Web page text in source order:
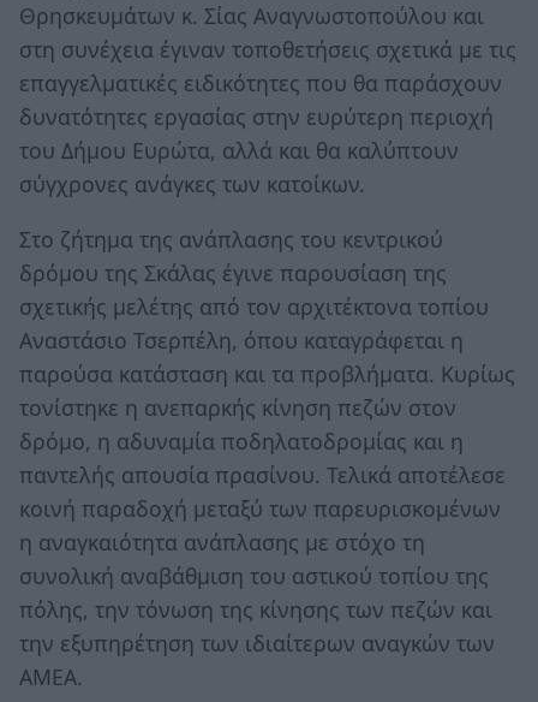
Θρησκευμάτων κ. Σίας Αναγνωστοπούλου και
στη συνέχεια έγιναν τοποθετήσεις σχετικά με τις
επαγγελματικές ειδικότητες που θα παράσχουν
δυνατότητες εργασίας στην ευρύτερη περιοχή
του Δήμου Ευρώτα, αλλά και θα καλύπτουν
σύγχρονες ανάγκες των κατοίκων.
Στο ζήτημα της ανάπλασης του κεντρικού
δρόμου της Σκάλας έγινε παρουσίαση της
σχετικής μελέτης από τον αρχιτέκτονα τοπίου
Αναστάσιο Τσερπέλη, όπου καταγράφεται η
παρούσα κατάσταση και τα προβλήματα. Κυρίως
τονίστηκε η ανεπαρκής κίνηση πεζών στον
δρόμο, η αδυναμία ποδηλατοδρομίας και η
παντελής απουσία πρασίνου. Τελικά αποτέλεσε
κοινή παραδοχή μεταξύ των παρευρισκομένων
η αναγκαιότητα ανάπλασης με στόχο τη
συνολική αναβάθμιση του αστικού τοπίου της
πόλης, την τόνωση της κίνησης των πεζών και
την εξυπηρέτηση των ιδιαίτερων αναγκών των
ΑΜΕΑ.